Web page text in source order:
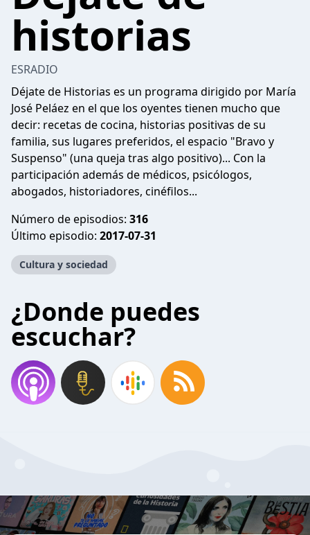
historias
ESRADIO
Déjate de Historias es un programa dirigido por María
José Peláez en el que los oyentes tienen mucho que
decir: recetas de cocina, historias positivas de su
familia, sus lugares preferidos, el espacio "Bravo y
Suspenso" (una queja tras algo positivo)... Con la
participación además de médicos, psicólogos,
abogados, historiadores, cinéfilos...
Número de episodios: 316
Último episodio: 2017-07-31
Cultura y sociedad
¿Donde puedes
escuchar?